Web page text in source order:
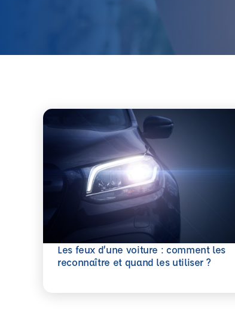
Les feux d’une voiture : comment les
reconnaître et quand les utiliser ?
En savoir plus